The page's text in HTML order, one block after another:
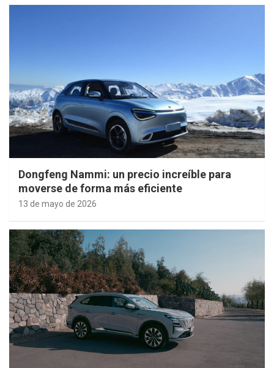
Dongfeng Nammi: un precio increíble para
moverse de forma más eficiente
13 de mayo de 2026